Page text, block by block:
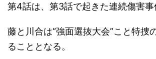
第4話は、第3話で起きた連続傷害事
藤と川合は“強面選抜大会”こと特捜
ることとなる。